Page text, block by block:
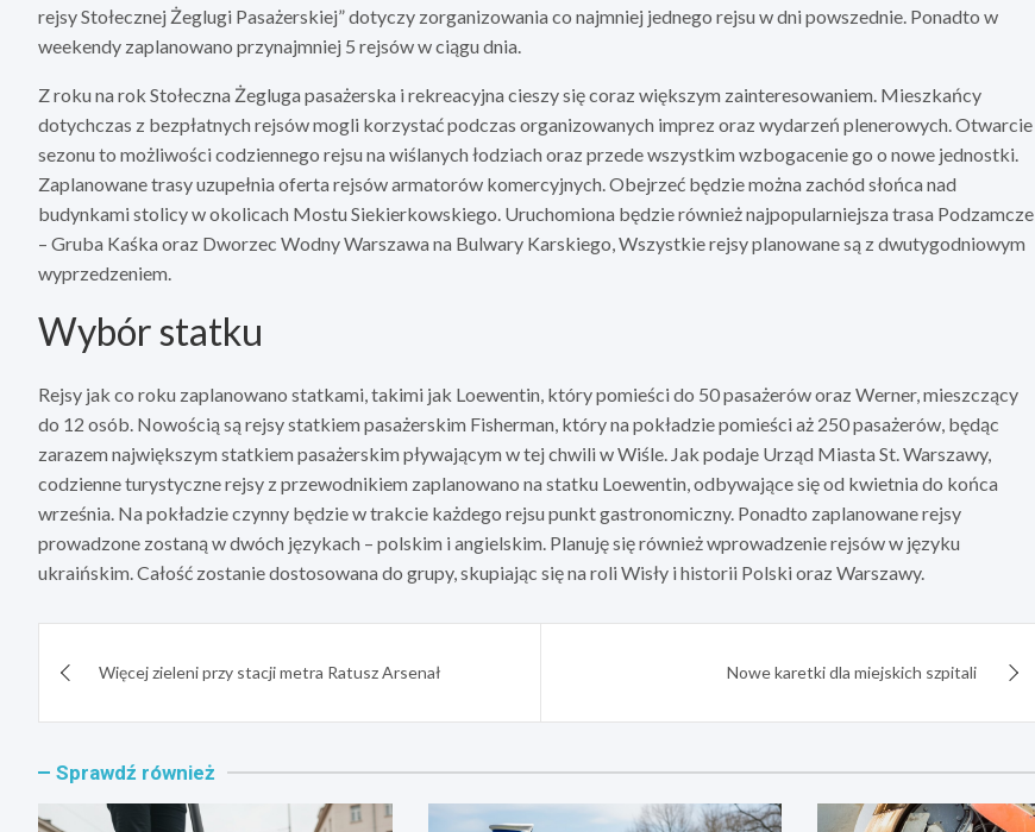
rejsy Stołecznej Żeglugi Pasażerskiej” dotyczy zorganizowania co najmniej jednego rejsu w dni powszednie. Ponadto w
weekendy zaplanowano przynajmniej 5 rejsów w ciągu dnia.
Z roku na rok Stołeczna Żegluga pasażerska i rekreacyjna cieszy się coraz większym zainteresowaniem. Mieszkańcy
dotychczas z bezpłatnych rejsów mogli korzystać podczas organizowanych imprez oraz wydarzeń plenerowych. Otwarcie
sezonu to możliwości codziennego rejsu na wiślanych łodziach oraz przede wszystkim wzbogacenie go o nowe jednostki.
Zaplanowane trasy uzupełnia oferta rejsów armatorów komercyjnych. Obejrzeć będzie można zachód słońca nad
budynkami stolicy w okolicach Mostu Siekierkowskiego. Uruchomiona będzie również najpopularniejsza trasa Podzamcze
– Gruba Kaśka oraz Dworzec Wodny Warszawa na Bulwary Karskiego, Wszystkie rejsy planowane są z dwutygodniowym
wyprzedzeniem.
Wybór statku
Rejsy jak co roku zaplanowano statkami, takimi jak Loewentin, który pomieści do 50 pasażerów oraz Werner, mieszczący
do 12 osób. Nowością są rejsy statkiem pasażerskim Fisherman, który na pokładzie pomieści aż 250 pasażerów, będąc
zarazem największym statkiem pasażerskim pływającym w tej chwili w Wiśle. Jak podaje Urząd Miasta St. Warszawy,
codzienne turystyczne rejsy z przewodnikiem zaplanowano na statku Loewentin, odbywające się od kwietnia do końca
września. Na pokładzie czynny będzie w trakcie każdego rejsu punkt gastronomiczny. Ponadto zaplanowane rejsy
prowadzone zostaną w dwóch językach – polskim i angielskim. Planuję się również wprowadzenie rejsów w języku
ukraińskim. Całość zostanie dostosowana do grupy, skupiając się na roli Wisły i historii Polski oraz Warszawy.
wpisuWięcej zieleni przy stacji metra Ratusz Arsenał Nowe karetki dla miejskich szpitali
Sprawdź również